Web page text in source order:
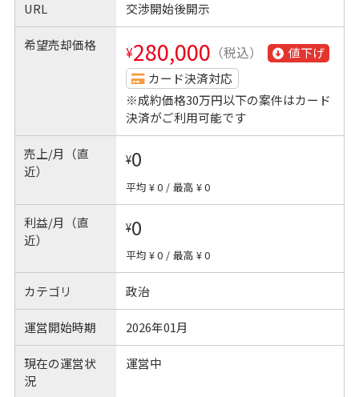
URL 交渉開始後開示
希望売却価格 ¥280,000 （税込）
値下げ
カード決済対応
※成約価格30万円以下の案件はカード
決済がご利用可能です
売上/月（直
近）
¥0
平均 ¥ 0 / 最高 ¥ 0
利益/月（直
近）
¥0
平均 ¥ 0 / 最高 ¥ 0
カテゴリ 政治
運営開始時期 2026年01月
現在の運営状
況
運営中